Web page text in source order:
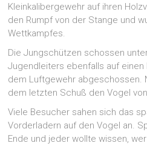
Kleinkalibergewehr auf ihren
den Rumpf von der Stange und
Wettkampfes.
Die Jungschützen schossen
Jugendleiters ebenfalls auf
dem Luftgewehr abgeschossen.
dem letzten Schuß den Vogel
Viele Besucher sahen sich das
Vorderladern auf den Vogel an.
Ende und jeder wollte wissen,